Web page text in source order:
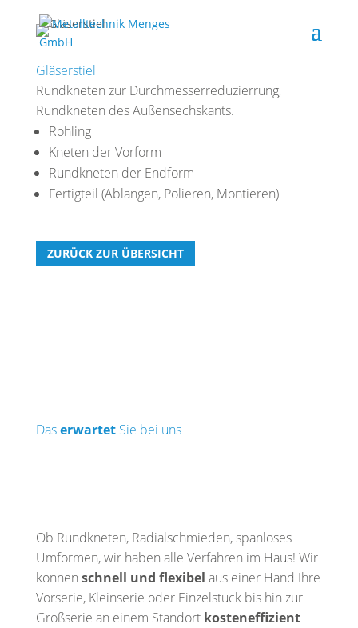
Gläserstiel
Rundkneten zur Durchmesserreduzierrung,
Rundkneten des Außensechskants.
Rohling
Kneten der Vorform
Rundkneten der Endform
Fertigteil (Ablängen, Polieren, Montieren)
ZURÜCK ZUR ÜBERSICHT
DaserwartetSie bei uns
Ob Rundkneten, Radialschmieden, spanloses
Umformen, wir haben alle Verfahren im Haus! Wir
können schnell und flexibel aus einer Hand Ihre
Vorserie, Kleinserie oder Einzelstück bis hin zur
Großserie an einem Standort kosteneffizient